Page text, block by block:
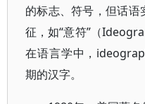
的标志、符号，但话
征，如“意符”（
在语言学中，
期的汉字。